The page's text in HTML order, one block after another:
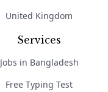
United Kingdom
Services
Jobs in Bangladesh
Free Typing Test